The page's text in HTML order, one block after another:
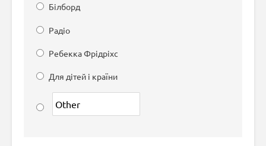
Білборд
Радіо
Ребекка Фрідріхс
Для дітей і країни